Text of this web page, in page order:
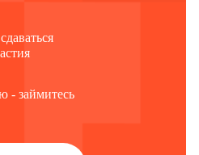
- займитесь